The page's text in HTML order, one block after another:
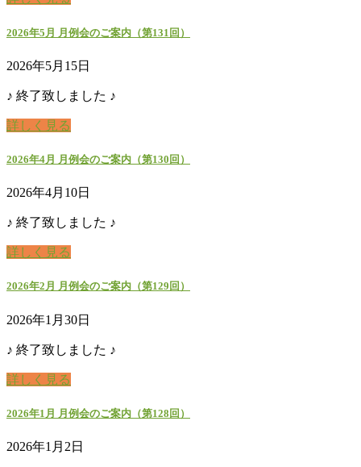
2026年5月 月例会のご案内（第131回）
2026年5月15日
♪ 終了致しました ♪
詳しく見る
2026年4月 月例会のご案内（第130回）
2026年4月10日
♪ 終了致しました ♪
詳しく見る
2026年2月 月例会のご案内（第129回）
2026年1月30日
♪ 終了致しました ♪
詳しく見る
2026年1月 月例会のご案内（第128回）
2026年1月2日